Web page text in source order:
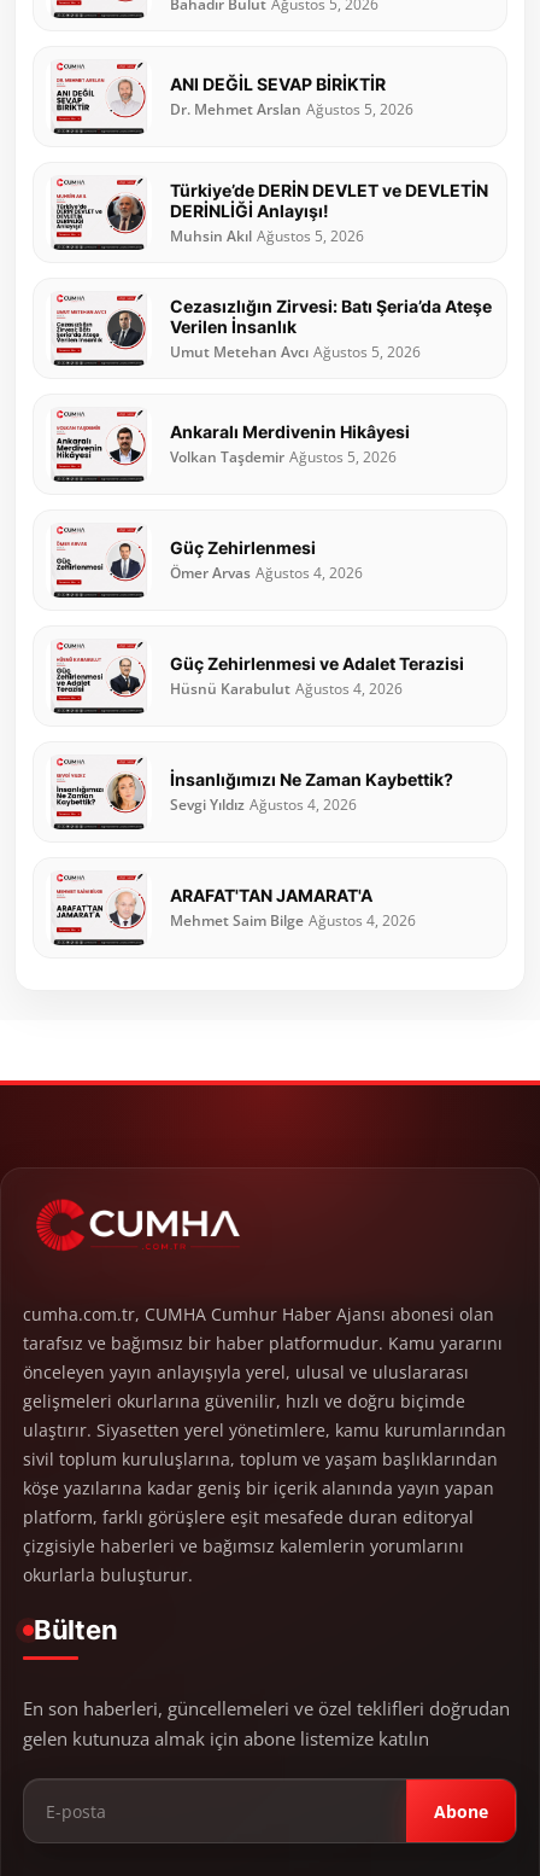
Bahadır Bulut Ağustos 5, 2026
ANI DEĞİL SEVAP BİRİKTİR
Dr. Mehmet Arslan Ağustos 5, 2026
Türkiye’de DERİN DEVLET ve DEVLETİN
DERİNLİĞİ Anlayışı!
Muhsin Akıl Ağustos 5, 2026
Cezasızlığın Zirvesi: Batı Şeria’da Ateşe
Verilen İnsanlık
Umut Metehan Avcı Ağustos 5, 2026
Ankaralı Merdivenin Hikâyesi
Volkan Taşdemir Ağustos 5, 2026
Güç Zehirlenmesi
Ömer Arvas Ağustos 4, 2026
Güç Zehirlenmesi ve Adalet Terazisi
Hüsnü Karabulut Ağustos 4, 2026
İnsanlığımızı Ne Zaman Kaybettik?
Sevgi Yıldız Ağustos 4, 2026
ARAFAT'TAN JAMARAT'A
Mehmet Saim Bilge Ağustos 4, 2026
cumha.com.tr, CUMHA Cumhur Haber Ajansı abonesi olan
tarafsız ve bağımsız bir haber platformudur. Kamu yararını
önceleyen yayın anlayışıyla yerel, ulusal ve uluslararası
gelişmeleri okurlarına güvenilir, hızlı ve doğru biçimde
ulaştırır. Siyasetten yerel yönetimlere, kamu kurumlarından
sivil toplum kuruluşlarına, toplum ve yaşam başlıklarından
köşe yazılarına kadar geniş bir içerik alanında yayın yapan
platform, farklı görüşlere eşit mesafede duran editoryal
çizgisiyle haberleri ve bağımsız kalemlerin yorumlarını
okurlarla buluşturur.
Bülten
En son haberleri, güncellemeleri ve özel teklifleri doğrudan
gelen kutunuza almak için abone listemize katılın
Abone